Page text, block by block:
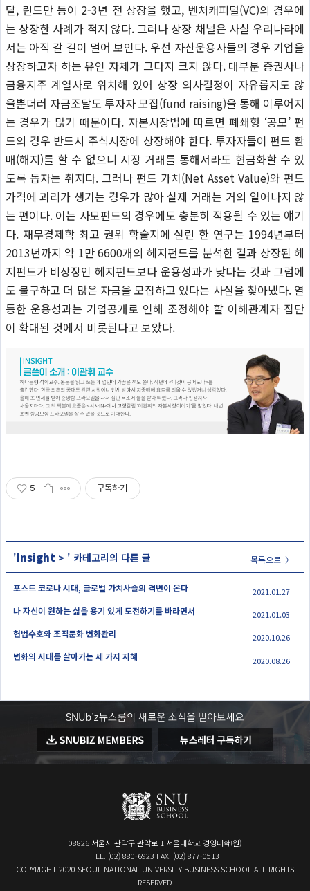
탈, 린드만 등이 2-3년 전 상장을 했고, 벤처캐피털(VC)의 경우에
는 상장한 사례가 적지 않다. 그러나 상장 채널은 사실 우리나라에
서는 아직 갈 길이 멀어 보인다. 우선 자산운용사들의 경우 기업을
상장하고자 하는 유인 자체가 그다지 크지 않다. 대부분 증권사나
금융지주 계열사로 위치해 있어 상장 의사결정이 자유롭지도 않
을뿐더러 자금조달도 투자자 모집(fund raising)을 통해 이루어지
는 경우가 많기 때문이다. 자본시장법에 따르면 폐쇄형 ‘공모’ 펀
드의 경우 반드시 주식시장에 상장해야 한다. 투자자들이 펀드 환
매(해지)를 할 수 없으니 시장 거래를 통해서라도 현금화할 수 있
도록 돕자는 취지다. 그러나 펀드 가치(Net Asset Value)와 펀드
가격에 괴리가 생기는 경우가 많아 실제 거래는 거의 일어나지 않
는 편이다. 이는 사모펀드의 경우에도 충분히 적용될 수 있는 얘기
다. 재무경제학 최고 권위 학술지에 실린 한 연구는 1994년부터
2013년까지 약 1만 6600개의 헤지펀드를 분석한 결과 상장된 헤
지펀드가 비상장인 헤지펀드보다 운용성과가 낮다는 것과 그럼에
도 불구하고 더 많은 자금을 모집하고 있다는 사실을 찾아냈다. 열
등한 운용성과는 기업공개로 인해 조정해야 할 이해관계자 집단
이 확대된 것에서 비롯된다고 보았다.
5 구독하기
목록으로 〉
'Insight > ' 카테고리의 다른 글
포스트 코로나 시대, 글로벌 가치사슬의 격변이 온다 2021.01.27
나 자신이 원하는 삶을 용기 있게 도전하기를 바라면서 2021.01.03
헌법수호와 조직문화 변화관리 2020.10.26
변화의 시대를 살아가는 세 가지 지혜 2020.08.26
08826 서울시 관악구 관악로 1 서울대학교 경영대학(원)
TEL. (02) 880-6923 FAX. (02) 877-0513
COPYRIGHT 2020 SEOUL NATIONAL UNIVERSITY BUSINESS SCHOOL ALL RIGHTS
RESERVED